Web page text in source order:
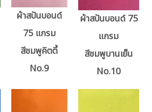
ผ้าสปันบอนด์
75 แกรม
สีชมพูคิตตี้
No.9
ผ้าสปันบอนด์ 75
แกรม
สีชมพูบานเย็น
No.10